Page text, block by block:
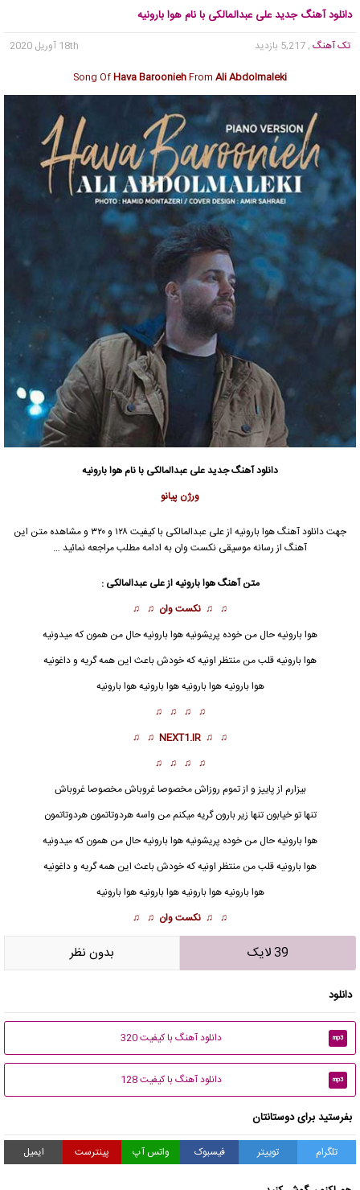
دانلود آهنگ جدید علی عبدالمالکی با نام هوا بارونیه
تک آهنگ , 5,217 بازدید
18th آوریل 2020
Song OfHava BarooniehFrom Ali Abdolmaleki
دانلود آهنگ جدیدعلی عبدالمالکی با نام هوا بارونیه
ورژن پیانو
جهت دانلود آهنگ هوا بارونیه ازعلی عبدالمالکی
با کیفیت ۱۲۸ و ۳۲۰ و مشاهده متن این
آهنگ از رسانه موسیقی نکست وان به ادامه مطلب مراجعه نمائید …
متن آهنگ هوا بارونیه ازعلی عبدالمالکی :
♫ ♫ نکست وان ♫ ♫
هوا بارونیه حال من خوده پریشونیه هوا بارونیه حال من همون که میدونیه
هوا بارونیه قلب من منتظر اونیه که خودش باعث این همه گریه و داغونیه
هوا بارونیههوا بارونیه هوا بارونیه هوا بارونیه
♫ ♫ ♫ ♫
♫ ♫
NEXT1.IR
♫ ♫
♫ ♫ ♫ ♫
بیزارم از پاییز و از تموم روزاش مخصوصا غروباش مخصوصا غروباش
تنها تو خیابون تنها زیر بارون گریه میکنم من واسه هردوتاتمون هردوتاتمون
هوا بارونیه حال من خوده پریشونیه هوا بارونیه حال من همون که میدونیه
هوا بارونیهقلب من منتظر اونیه که خودش باعث این همه گریه و داغونیه
هوا بارونیه هوا بارونیه هوا بارونیه هوا بارونیه
♫ ♫ نکست وان ♫ ♫
39 لایک بدون نظر
دانلود
mp3 دانلود آهنگ با کیفیت 320
mp3 دانلود آهنگ با کیفیت 128
بفرستید برای دوستانتان
تلگرام توییتر فیسبوک واتس آپ پینترست ایمیل